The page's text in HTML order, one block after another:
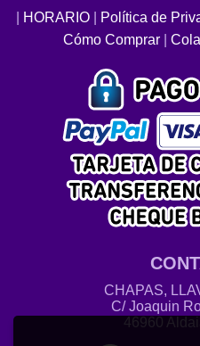
HORARIO Política de
Cómo Comprar
CHAPAS,
C/ Joaquin
46960